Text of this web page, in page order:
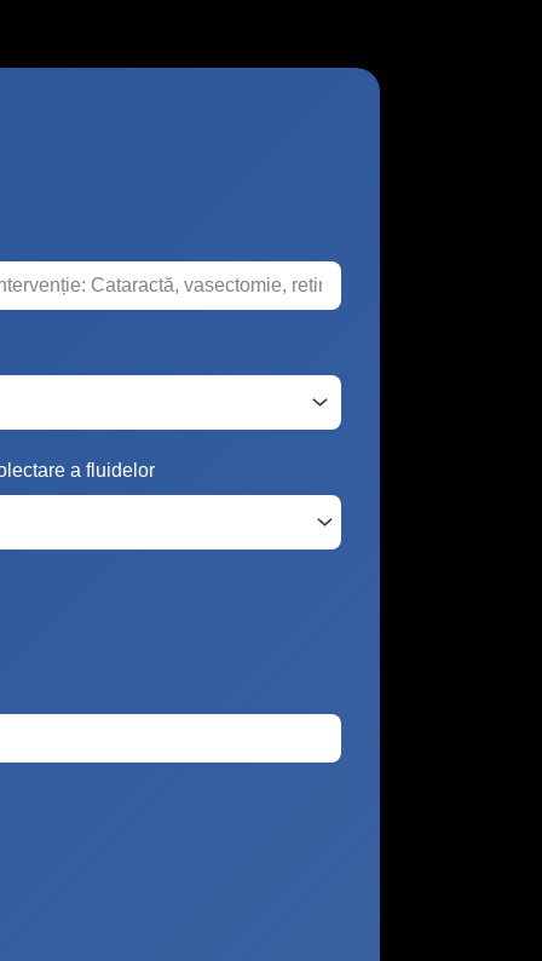
a fluidelor